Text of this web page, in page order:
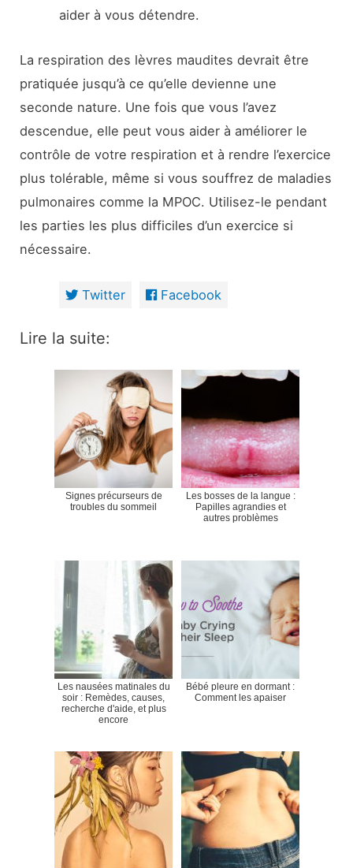
aider à vous détendre.
La respiration des lèvres maudites devrait être
pratiquée jusqu’à ce qu’elle devienne une
seconde nature. Une fois que vous l’avez
descendue, elle peut vous aider à améliorer le
contrôle de votre respiration et à rendre l’exercice
plus tolérable, même si vous souffrez de maladies
pulmonaires comme la MPOC. Utilisez-le pendant
les parties les plus difficiles d’un exercice si
nécessaire.
Twitter Facebook
Lire la suite:
Signes précurseurs de
troubles du sommeil
Les bosses de la langue :
Papilles agrandies et
autres problèmes
Les nausées matinales du
soir : Remèdes, causes,
recherche d'aide, et plus
encore
Bébé pleure en dormant :
Comment les apaiser